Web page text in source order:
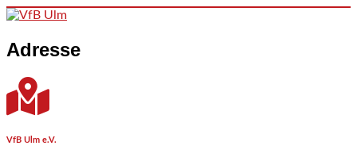
Skip to content
Adresse
VfB Ulm e.V.